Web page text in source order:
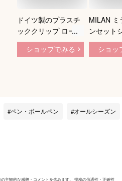
ドイツ製のプラスチ
ッククリップ ローレ
ル社 アロークリップ
ベーシックカラー
ーショナリー カラフ
ショップでみる
MILAN ミ
ンセット
スティッ
本セット
タイリッ
ショッ
ペン・ボールペン オールシーズン
主観的な感想・コメントを含みます。 投稿の信憑性・正確性